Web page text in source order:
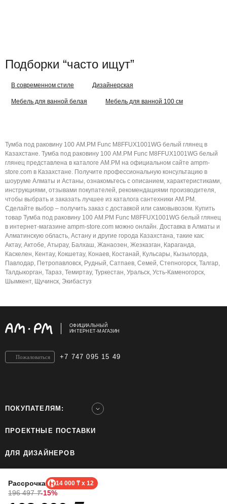
Рассрочка 14 000 ₸ x 12
196 497₸-15%
Подборки “часто ищут”
В современном стиле Дизайнерская
Мебель для ванной белая Мебель для ванной 100 см
Тумба под раковину 100 AM.PM Func M8FFUX1001WG белый глянец в
Казахстане. Тумба под раковину 100 AM.PM Func M8FFUX1001WG белый
глянец представлена в каталоге AM.PM на официальном сайте ampm-
store.com в Казахстане. Получите профессиональную консультацию в
шоуруме Алматы и Астаны, ознакомьтесь с описанием, характеристиками,
инструкциями, отзывами покупателей, рекомендациями производителя,
чтобы выбрать и заказать лучшее из каталога сантехники AM.PM.
Сделайте выбор – получить заказ с доставкой или самовывозом. Купить
товар Тумба под раковину 100 AM.PM Func M8FFUX1001WG белый глянец
в интернет-магазине ampm-store.com можно онлайн. Доставка в Алматы и
Алматинскую область, Астану и другие города Казахстана, такие как:
Актау, Актобе, Атырау, Балхаш, Жанаозен, Жезказган, Караганда,
Каскелен, Кентау, Кокшетау, Конаев, Костанай, Кульсары, Кызылорда,
Павлодар, Петропавловск, Рудный, Сатпаев, Семей, Степногорск, Талгар,
Талдыкорган, Тараз, Темиртау, Туркестан, Уральск, Усть-Каменогорск,
Шымкент, Щучинск, Экибастуз
ОФИЦИАЛЬНЫЙ
ИНТЕРНЕТ-МАГАЗИН
+7 747 095 15 49
Пожаловаться
ПОКУПАТЕЛЯМ:
ПРОЕКТНЫЕ ПОСТАВКИ
ДЛЯ ДИЗАЙНЕРОВ
ТОО «Home Ecology Center (Хоум Иколэджи Сэнтэ)», БИН: 190640023562. Все права